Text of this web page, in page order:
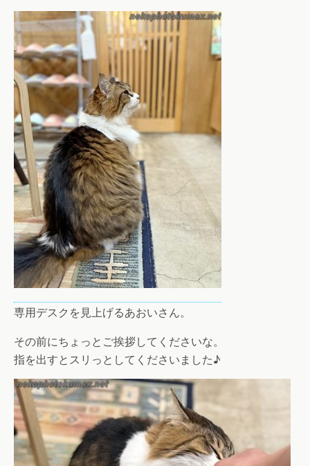
専用デスクを見上げるあおいさん。
その前にちょっとご挨拶してくださいな。
指を出すとスリっとしてくださいました♪